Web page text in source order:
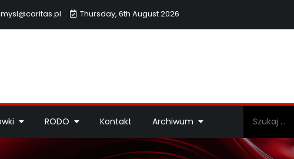
Thursday, 6th August 2026
RODO Kontakt Archiwum